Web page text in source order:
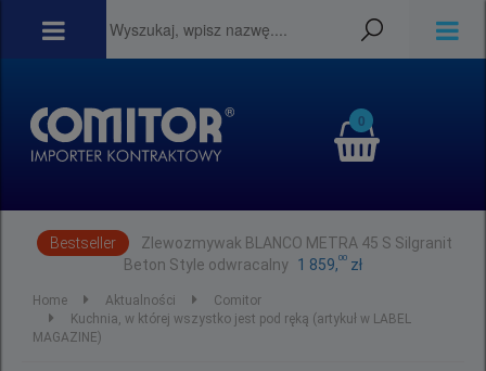
0
Bestseller
Zlewozmywak BLANCO METRA 45 S Silgranit
Beton Style odwracalny 1 859,00 zł
Home Aktualności
Comitor
Kuchnia, w której wszystko jest pod ręką (artykuł w LABEL
MAGAZINE)